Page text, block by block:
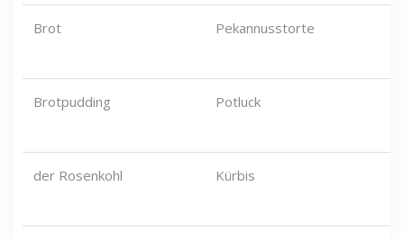
Brot Pekannusstorte
Brotpudding Potluck
der Rosenkohl Kürbis